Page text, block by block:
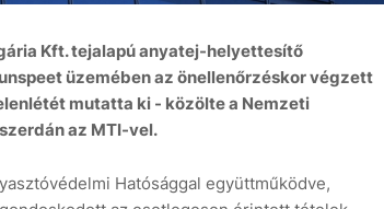
Kft. tejalapú anyatej-helyettesítő
üzemében az önellenőrzéskor végzett
mutatta ki - közölte a Nemzeti
az MTI-vel.
Hatósággal együttműködve,